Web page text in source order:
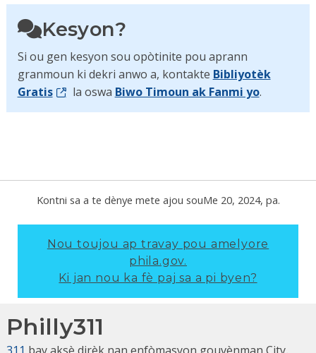
Kesyon?
Si ou gen kesyon sou opòtinite pou aprann
granmoun ki dekri anwo a, kontakte Bibliyotèk
Gratis
la oswa Biwo Timoun ak Fanmi yo.
Kontni sa a te dènye mete ajou souMe 20, 2024, pa.
Nou toujou ap travay pou amelyore
phila.gov.
Ki jan nou ka fè paj sa a pi byen?
Philly311